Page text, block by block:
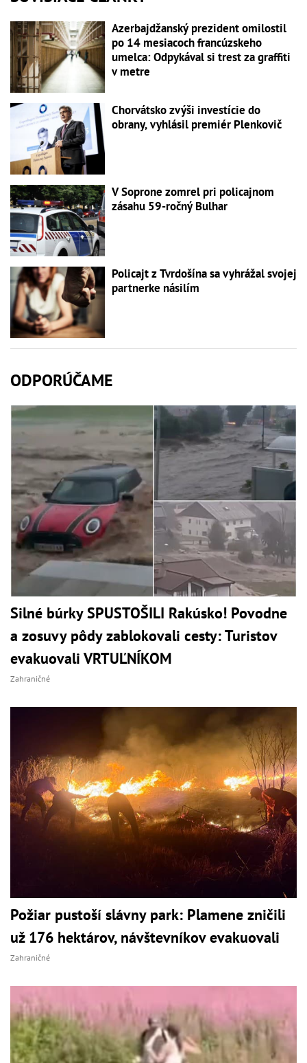
Azerbajdžanský prezident omilostil
po 14 mesiacoch francúzskeho
umelca: Odpykával si trest za graffiti
v metre
Chorvátsko zvýši investície do
obrany, vyhlásil premiér Plenkovič
V Soprone zomrel pri policajnom
zásahu 59-ročný Bulhar
Policajt z Tvrdošína sa vyhrážal svojej
partnerke násilím
ODPORÚČAME
Silné búrky SPUSTOŠILI Rakúsko! Povodne
a zosuvy pôdy zablokovali cesty: Turistov
evakuovali VRTUĽNÍKOM
Zahraničné
Požiar pustoší slávny park: Plamene zničili
už 176 hektárov, návštevníkov evakuovali
Zahraničné